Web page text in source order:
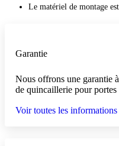
Le matériel de montage
Garantie
Nous offrons une garantie
de quincaillerie pour portes
Voir toutes les